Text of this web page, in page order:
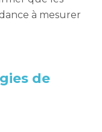
à mesurer
de